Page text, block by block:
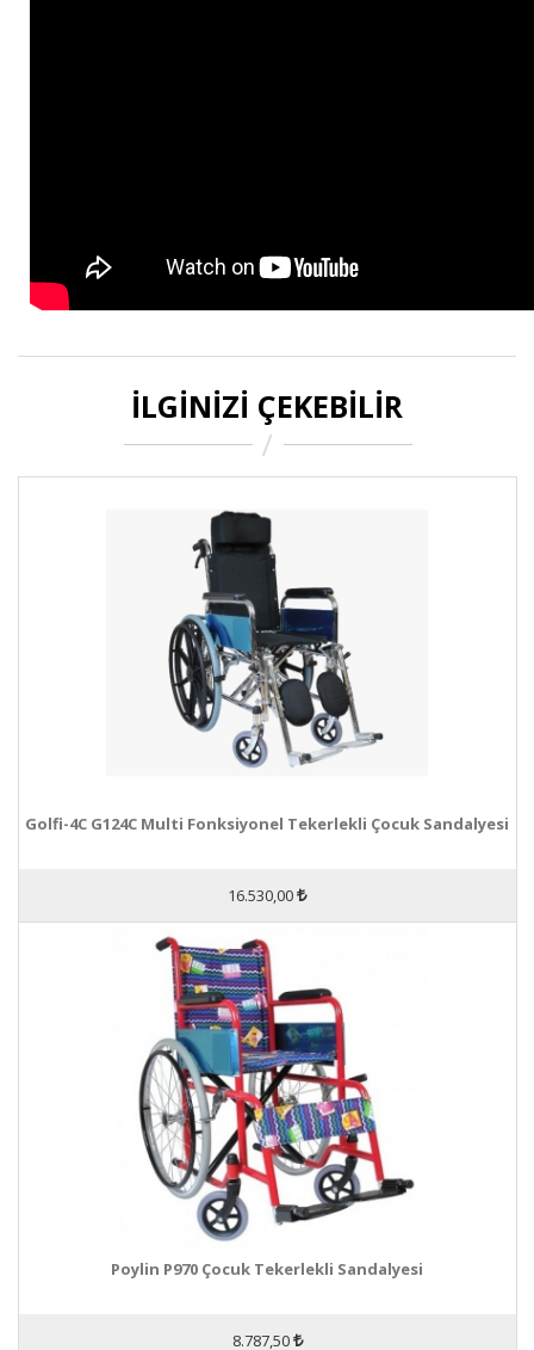
İLGINIZI ÇEKEBILIR
Golfi-4C G124C Multi Fonksiyonel Tekerlekli Çocuk Sandalyesi
16.530,00
Poylin P970 Çocuk Tekerlekli Sandalyesi
8.787,50